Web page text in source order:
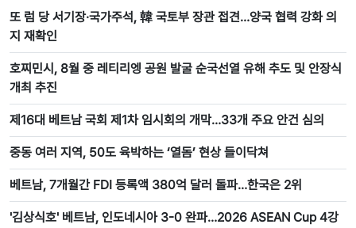
또 럼 당 서기장·국가주석, 韓 국토부 장관 접견…양국 협력 강화 의
지 재확인
호찌민시, 8월 중 레티리엥 공원 발굴 순국선열 유해 추도 및 안장식
개최 추진
제16대 베트남 국회 제1차 임시회의 개막…33개 주요 안건 심의
중동 여러 지역, 50도 육박하는 ‘열돔’ 현상 들이닥쳐
베트남, 7개월간 FDI 등록액 380억 달러 돌파…한국은 2위
'김상식호' 베트남, 인도네시아 3-0 완파…2026 ASEAN Cup 4강